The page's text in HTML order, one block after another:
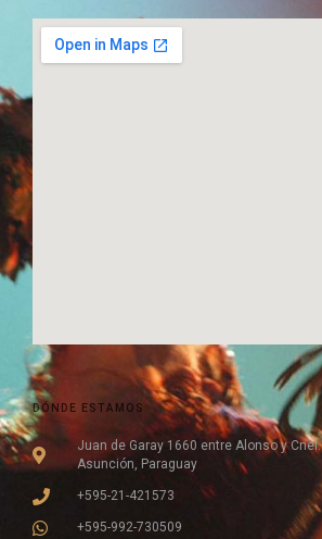
DÓNDE ESTAMOS
Juan de Garay 1660 entre Alonso y
Asunción, Paraguay
+595-21-421573
+595-992-730509